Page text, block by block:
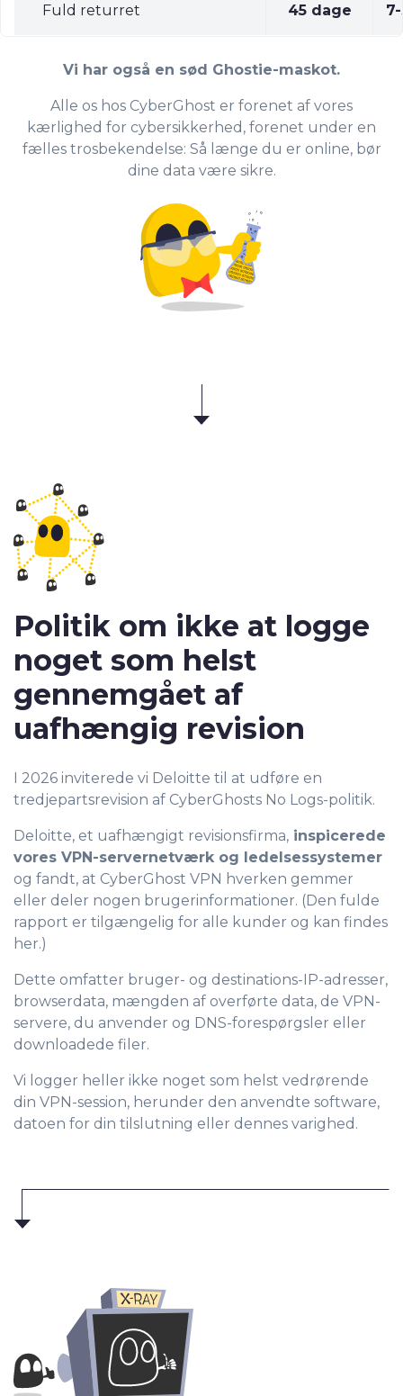
Fuld returret 45 dage
Vi har også en sød Ghostie-maskot.
Alle os hos CyberGhost er forenet af vores
kærlighed for cybersikkerhed, forenet under en
fælles trosbekendelse: Så længe du er online, bør
dine data være sikre.
I 2026 inviterede vi Deloitte til at udføre en
tredjepartsrevision af CyberGhosts No Logs-politik.
Deloitte, et uafhængigt revisionsfirma, inspicerede
vores VPN-servernetværk og ledelsessystemer
og fandt, at CyberGhost VPN hverken gemmer
eller deler nogen brugerinformationer. (Den fulde
rapport er tilgængelig for alle kunder og kan findes
her.)
Dette omfatter bruger- og destinations-IP-adresser,
browserdata, mængden af overførte data, de VPN-
servere, du anvender og DNS-forespørgsler eller
downloadede filer.
Vi logger heller ikke noget som helst vedrørende
din VPN-session, herunder den anvendte software,
datoen for din tilslutning eller dennes varighed.
Politik om ikke at logge
noget som helst
gennemgået af
uafhængig revision